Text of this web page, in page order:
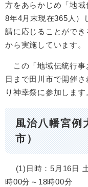
方をあらかじめ「地
8年4月末現在365人）
請に応じることがで
から実施しています。
この「地域伝統行事
日まで田川市で開催
り神幸祭に参加します
風治八幡宮例
市）
(1)日時：5月16日
時00分～18時00分